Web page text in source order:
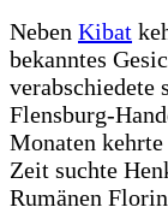
Neben Kibat
bekanntes
verabschiedete
Flensburg-
Monaten
Zeit suchte
Rumänen